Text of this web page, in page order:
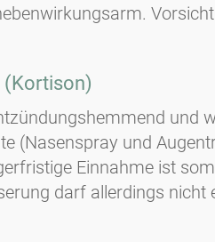
und
(Nasenspray und
Einnahme ist
darf allerdings